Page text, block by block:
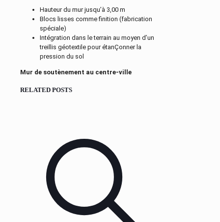
Hauteur du mur jusqu’à 3,00 m
Blocs lisses comme finition (fabrication
spéciale)
Intégration dans le terrain au moyen d’un
treillis géotextile pour étanÇonner la
pression du sol
Mur de soutènement au centre-ville
RELATED POSTS